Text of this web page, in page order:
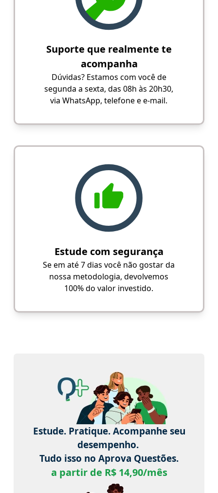
Suporte que realmente te
acompanha
Dúvidas? Estamos com você de
segunda a sexta, das 08h às 20h30,
via WhatsApp, telefone e e-mail.
Estude com segurança
Se em até 7 dias você não gostar da
nossa metodologia, devolvemos
100% do valor investido.
Estude. Pratique. Acompanhe seu
desempenho.
Tudo isso no Aprova Questões.
a partir de R$ 14,90/mês